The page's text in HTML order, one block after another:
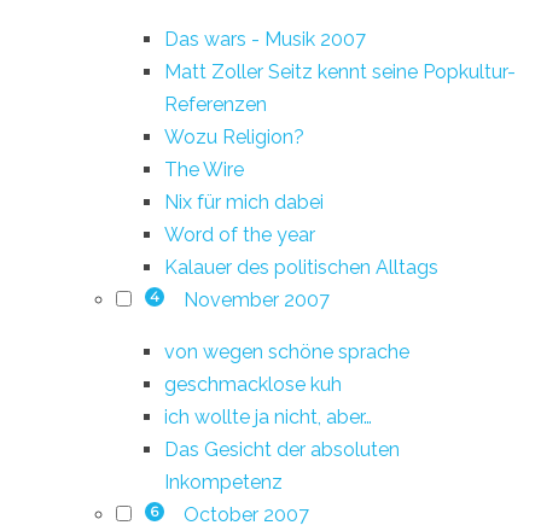
Das wars - Musik 2007
Matt Zoller Seitz kennt seine Popkultur-
Referenzen
Wozu Religion?
The Wire
Nix für mich dabei
Word of the year
Kalauer des politischen Alltags
4 November 2007
von wegen schöne sprache
geschmacklose kuh
ich wollte ja nicht, aber…
Das Gesicht der absoluten
Inkompetenz
6 October 2007